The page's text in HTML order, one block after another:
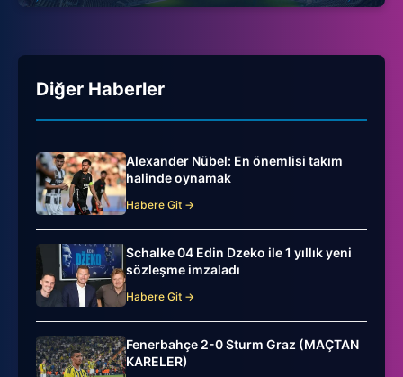
Diğer Haberler
Alexander Nübel: En önemlisi takım
halinde oynamak
Habere Git →
Schalke 04 Edin Dzeko ile 1 yıllık yeni
sözleşme imzaladı
Habere Git →
Fenerbahçe 2-0 Sturm Graz (MAÇTAN
KARELER)